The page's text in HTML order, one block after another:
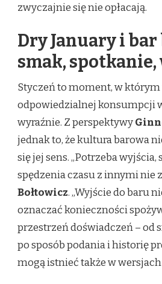
zwyczajnie się nie opłacają.
Dry January i bar
smak,
Styczeń to moment, w
odpowiedzialnej konsumpcji
wyraźnie. Z perspektywy
jednak to, że kultura barowa
się jej sens. „Potrzeba wyjścia,
spędzenia czasu z innymi nie
Bołtowicz. „Wyjście do baru
oznaczać konieczności
przestrzeń doświadczeń – od
po sposób podania i historię
mogą istnieć także w